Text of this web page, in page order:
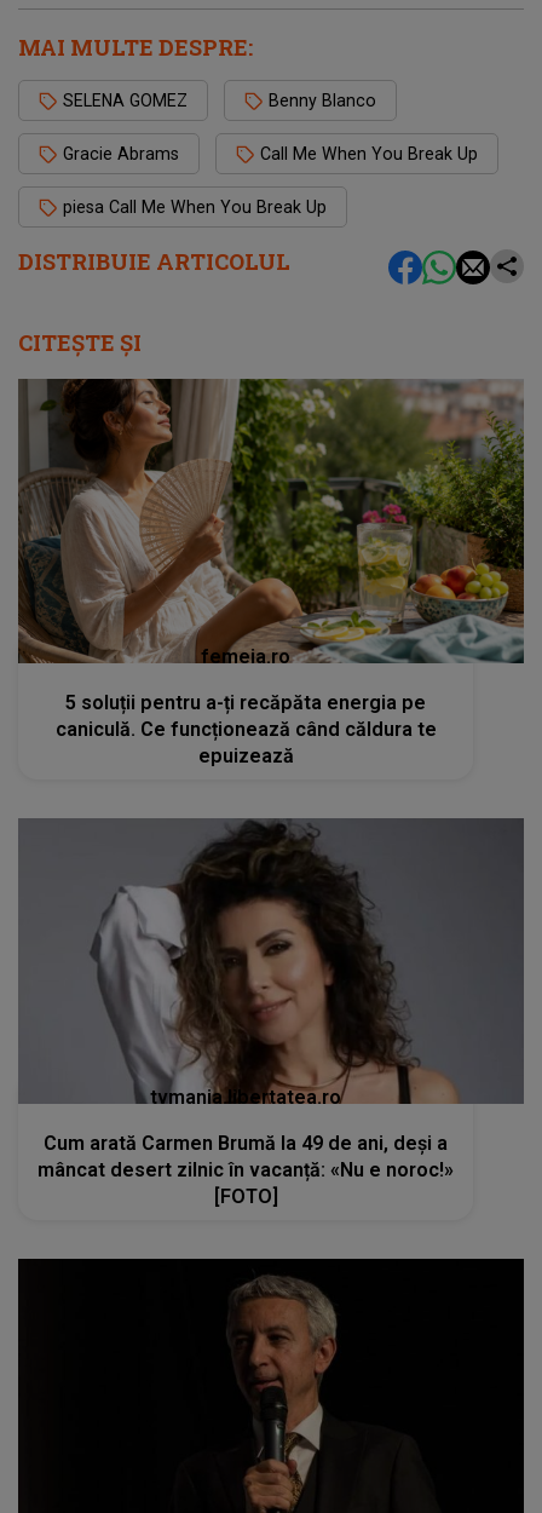
DISTRIBUIE ARTICOLUL
MAI MULTE DESPRE:
SELENA GOMEZ Benny Blanco
Gracie Abrams Call Me When You Break Up
piesa Call Me When You Break Up
CITEȘTE ȘI
femeia.ro
5 soluții pentru a-ți recăpăta energia pe
caniculă. Ce funcționează când căldura te
epuizează
tvmania.libertatea.ro
Cum arată Carmen Brumă la 49 de ani, deși a
mâncat desert zilnic în vacanță: «Nu e noroc!»
[FOTO]